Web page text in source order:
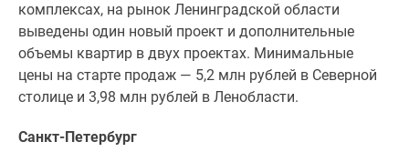
карте
Эксперты
авторы
Машино-
Специальные
комплексах, на рынок Ленинградской области
выведены один новый проект и дополнительные
объемы квартир в двух проектах. Минимальные
цены на старте продаж — 5,2 млн рублей в Северной
столице и 3,98 млн рублей в Ленобласти.
Санкт-Петербург